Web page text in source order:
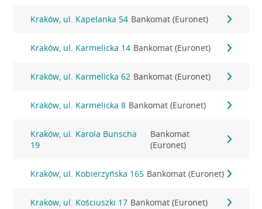
Kraków, ul. Kapelanka 54 Bankomat (Euronet)
Kraków, ul. Karmelicka 14 Bankomat (Euronet)
Kraków, ul. Karmelicka 62 Bankomat (Euronet)
Kraków, ul. Karmelicka 8 Bankomat (Euronet)
Kraków, ul. Karola Bunscha
19
Bankomat
(Euronet)
Kraków, ul. Kobierzyńska 165 Bankomat (Euronet)
Kraków, ul. Kościuszki 17 Bankomat (Euronet)